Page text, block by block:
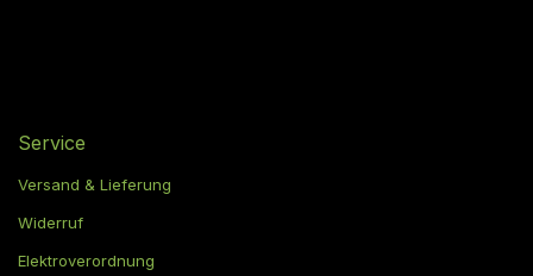
Service
Versand & Lieferung
Widerruf
Elektroverordnung